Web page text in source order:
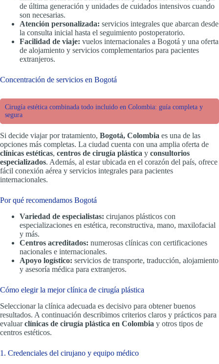
de última generación y unidades de cuidados intensivos cuando
son necesarias.
Atención personalizada: servicios integrales que abarcan desde
la consulta inicial hasta el seguimiento postoperatorio.
Facilidad de viaje: vuelos internacionales a Bogotá y una oferta
de alojamiento y servicios complementarios para pacientes
extranjeros.
Concentración de servicios en Bogotá
Cirugía estética combinada todo incluido en Colombia: guía completa y
segura
Si decide viajar por tratamiento, Bogotá, Colombia es una de las
opciones más completas. La ciudad cuenta con una amplia oferta de
clínicas estéticas, centros de cirugía plástica y consultorios
especializados. Además, al estar ubicada en el corazón del país, ofrece
fácil conexión aérea y servicios integrales para pacientes
internacionales.
Por qué recomendamos Bogotá
Variedad de especialistas: cirujanos plásticos con
especializaciones en estética, reconstructiva, mano, maxilofacial
y más.
Centros acreditados: numerosas clínicas con certificaciones
nacionales e internacionales.
Apoyo logístico: servicios de transporte, traducción, alojamiento
y asesoría médica para extranjeros.
Cómo elegir la mejor clínica de cirugía plástica
Seleccionar la clínica adecuada es decisivo para obtener buenos
resultados. A continuación describimos criterios claros y prácticos para
evaluarclínicas de cirugía plástica en Colombia y otros tipos de
centros estéticos.
1. Credenciales del cirujano y equipo médico